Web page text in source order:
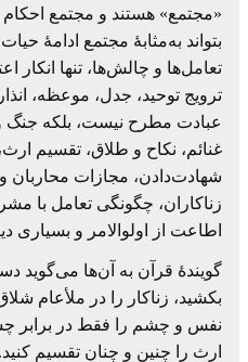
«مجتمع» هستند و مجتمع احکام و
بتواند به‌مثابۀ مجتمع ادامۀ
تعامل‌ها و ‏چالش‌ها، تنها انکار
ترویج توحید، جدل، موعظه،
عبادت مطرح نیست، بلکه جنگ
‏غنائم، نکاح و طلاق، تقسیم
شهادت‌دادن، مجازات محاربان
زناکاران، چگونگی تعامل با
‏اطاعت از اولوالامر و بسیاری
گویندۀ قرآن به آن‌ها می‌گوید
بکشید، زناکار را در ملأعام
نفس و چشم را فقط در برابر
ارث را چنین و چنان تقسیم